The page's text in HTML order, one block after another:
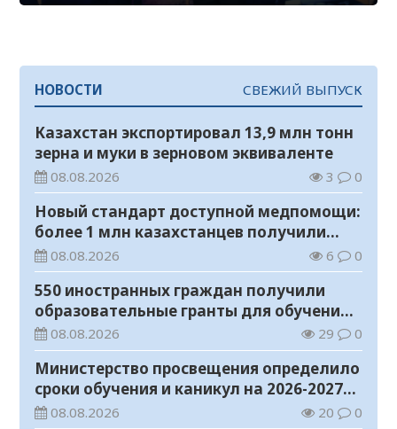
НОВОСТИ СВЕЖИЙ ВЫПУСК
Казахстан экспортировал 13,9 млн тонн
зерна и муки в зерновом эквиваленте
08.08.2026 3 0
Новый стандарт доступной медпомощи:
более 1 млн казахстанцев получили
телемедицинские услуги
08.08.2026 6 0
550 иностранных граждан получили
образовательные гранты для обучения в
Казахстане
08.08.2026 29 0
Министерство просвещения определило
сроки обучения и каникул на 2026-2027
учебный год
08.08.2026 20 0